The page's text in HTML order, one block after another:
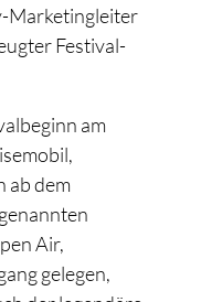
Marketingleiter
Festival-
am
ab dem
Air,
gelegen,